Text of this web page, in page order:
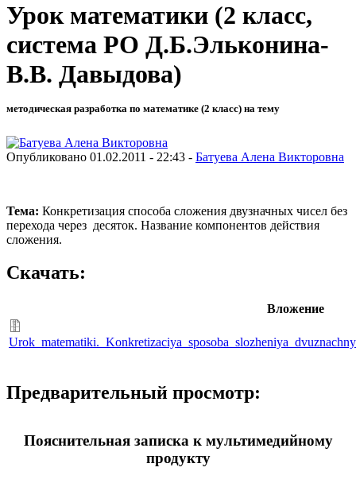
Урок математики (2 класс,
система РО Д.Б.Эльконина-
В.В. Давыдова)
методическая разработка по математике (2 класс) на тему
Опубликовано 01.02.2011 - 22:43 - Батуева Алена Викторовна
Тема: Конкретизация способа сложения двузначных чисел без
перехода через десяток. Название компонентов действия
сложения.
Скачать:
Вложение
Предварительный просмотр:
Пояснительная записка к мультимедийному
продукту